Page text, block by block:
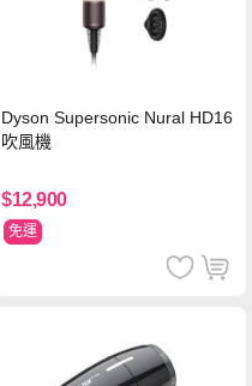
Dyson Supersonic Nural HD16
吹風機
$12,900
免運